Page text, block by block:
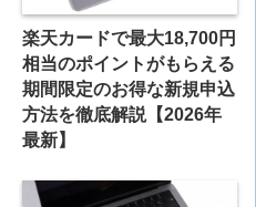
楽天カードで最大18,700円
相当のポイントがもらえる
期間限定のお得な新規申込
方法を徹底解説【2026年
最新】